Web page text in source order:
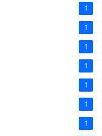
1
1
1
1
1
1
1